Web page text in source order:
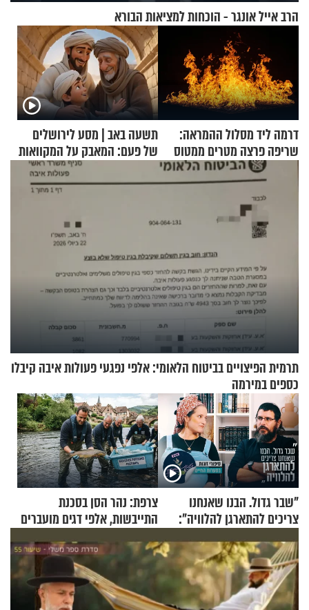
הרב אייל אונגר - הוכחות למציאות הבורא
דרמה ליד מסלול ההמראה:
שריפה פרצה מטרים ממטוס
מלא בנוסעים
תשעה באב | מסע לירושלים
של פעם: המאבק על המקוואות
תרמית הפיצויים בביטוח הלאומי: אלפי נפגעי פעולות איבה קיבלו
כספים במירמה
"שבר גדול. הבנו שאנחנו
צריכים להתארגן להלוויה":
וגד דנינו
צרפת: נהר הסן בסכנת
התייבשות, אלפי דגים מועברים